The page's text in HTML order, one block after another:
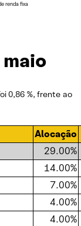
renda fixa
0,86 %, frente ao
Alocação
29.00%
14.00%
7.00%
4.00%
4.00%